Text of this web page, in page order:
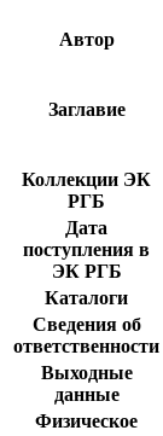
Автор
Заглавие
Коллекции ЭК
РГБ
Дата
поступления в
ЭК РГБ
Каталоги
Сведения об
ответственности
Выходные
данные
Физическое